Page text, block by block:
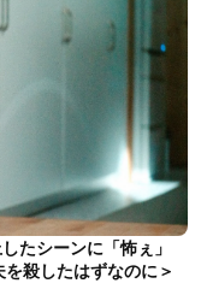
たシーンに「怖ぇ」
を殺したはずなのに＞